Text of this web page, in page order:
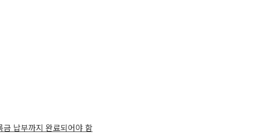
납부까지 완료되어야 함